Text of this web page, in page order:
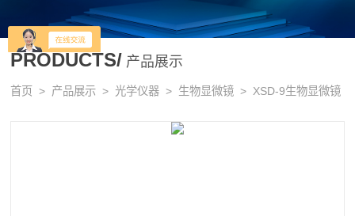
PRODUCTS/ 产品展示
首页 > 产品展示 > 光学仪器 > 生物显微镜 > XSD-9生物显微镜